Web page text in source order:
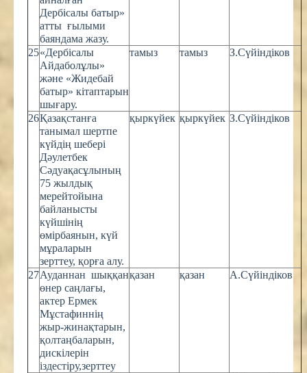
Дербісалы батыр»
атты ғылыми
баяндама жазу.
25«Дербісалы
Айдаболұлы»
және «Жидебай
батыр» кітаптарын
шығару.
тамыз тамыз З.Сүйіндіков
26Қазақстанға
танымал шертпе
күйдің шебері
Дәулетбек
Сәдуақасұлының
75 жылдық
мерейтойына
байланысты
күйшінің
өмірбаянын, күй
мұраларын
зерттеу, қорға алу.
қыркүйек қыркүйек З.Сүйіндіков
27Ауданнан шыққан
өнер саңлағы,
актер Ермек
Мұстафиннің
жыр-жинақтарын,
қолтаңбаларын,
дискілерін
іздестіру,зерттеу
қазан қазан А.Сүйіндіков